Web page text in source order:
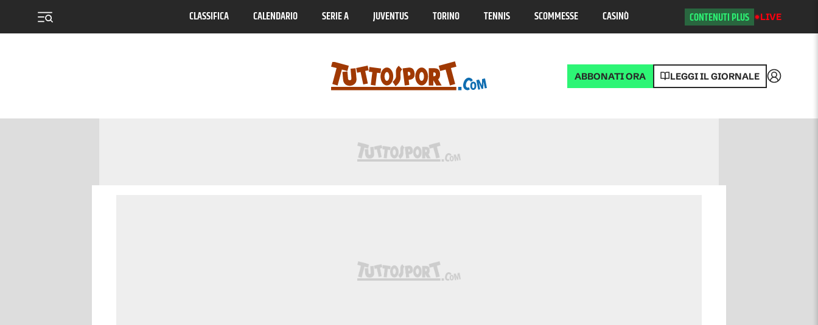
CLASSIFICA CALENDARIO SERIE A JUVENTUS TORINO TENNIS SCOMMESSE CASINÒ CONTENUTI PLUS LIVE
ABBONATI ORA LEGGI IL GIORNALE Accedi